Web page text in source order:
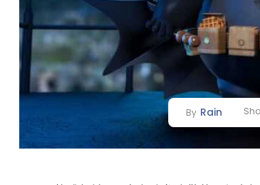
By Rain